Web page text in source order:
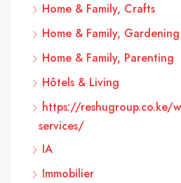
Home & Family, Crafts
Home & Family, Gardening
Home & Family, Parenting
Hôtels & Living
https://reshugroup.co.ke/
services/
IA
Immobilier